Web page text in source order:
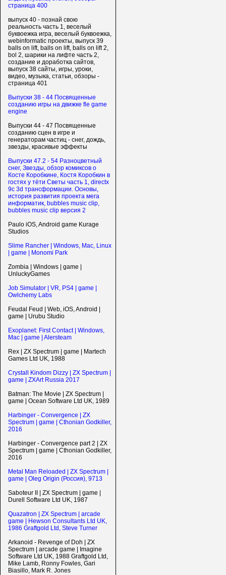
страница 400
выпуск 40 - познай свою
реальность часть 1, веселый
буквоежка игра, веселый буквоежка,
webinformatic проекты, выпуск 39
balls on lift, balls on lift, balls on lift 2,
bol 2, шарики на лифте часть 2,
создание и доработка сайтов,
выпуск 38 сайты, игры, уроки,
видео, музыка, статьи, обзоры -
страница 401
Выпуски 38 - 44 Посвященные
созданию игры на движке fle game
engine
Выпуски 44 - 47 Посвященные
созданию сцен в игре и
генераторам частиц - снег, дождь,
звезды, красивые эффекты
Выпуски 47.2 - 54 Разноцветный
снег, Звезды, обзор комиксов о
Косте Коробкине, Костя Коробкин в
гостях у тёти Светы часть 1, directx
9c 3d трансформации. Основы,
история развития проекта мега
информатик, bubbles music clip,
bubbles music clip версия 2
Paulo iOS, Android game Kurage
Studios
Slime Rancher | Windows, Mac, Linux
| game | Monomi Park
Zombia | Windows | game |
UnluckyGames
Job Simulator | VR, PS4 | game |
Owlchemy Labs
Feudal Feud | Web, iOS, Android |
game | Urubu Studio
Exoplanet: First Contact | Windows,
Mac | game | Alersteam
Rex | ZX Spectrum | game | Martech
Games Ltd UK, 1988
Crystall Kindom Dizzy | ZX Spectrum |
game | ZXArt Russia 2017
Batman: The Movie | ZX Spectrum |
game | Ocean Software Ltd UK, 1989
Harbinger - Convergence | ZX
Spectrum | game | Cthonian Godkiller,
2016
Harbinger - Convergence part 2 | ZX
Spectrum | game | Cthonian Godkiller,
2016
Metal Man Reloaded | ZX Spectrum |
game | Oleg Origin (Россия), 9713
Saboteur II | ZX Spectrum | game |
Durell Software Ltd UK, 1987
Quazatron | ZX Spectrum | arcade
game | Hewson Consultants Ltd UK,
1986 Graftgold Ltd, Steve Turner
Arkanoid - Revenge of Doh | ZX
Spectrum | arcade game | Imagine
Software Ltd UK, 1988 Graftgold Ltd,
Mike Lamb, Ronny Fowles, Gari
Biasillo, Mark R. Jones